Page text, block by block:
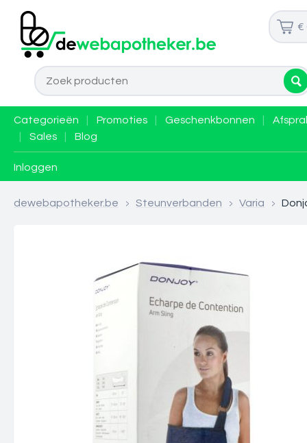
€
Categorieën Promoties Geschenkbonnen
Sales Blog
Inloggen
dewebapotheker.be > Steunverbanden > Varia >